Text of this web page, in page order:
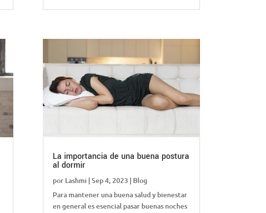
La importancia de una buena postura
al dormir
por Lashmi | Sep 4, 2023 | Blog
Para mantener una buena salud y bienestar
en general es esencial pasar buenas noches